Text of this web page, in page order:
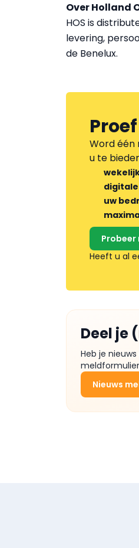
Over Holland
HOS is
levering,
de Benelux.
Word één
u te
uw
Probeer
Heeft u al
Deel je
Heb je
Nieuws